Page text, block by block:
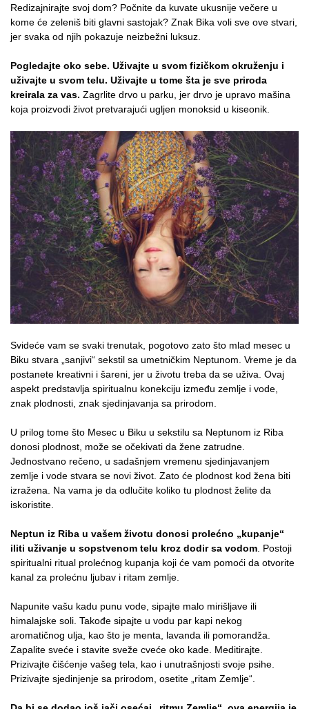
Redizajnirajte svoj dom? Počnite da kuvate ukusnije večere u
kome će zeleniš biti glavni sastojak? Znak Bika voli sve ove stvari,
jer svaka od njih pokazuje neizbežni luksuz.
Pogledajte oko sebe. Uživajte u svom fizičkom okruženju i
uživajte u svom telu. Uživajte u tome šta je sve priroda
kreirala za vas. Zagrlite drvo u parku, jer drvo je upravo mašina
koja proizvodi život pretvarajući ugljen monoksid u kiseonik.
Svideće vam se svaki trenutak, pogotovo zato što mlad mesec u
Biku stvara „sanjivi“ sekstil sa umetničkim Neptunom. Vreme je da
postanete kreativni i šareni, jer u životu treba da se uživa. Ovaj
aspekt predstavlja spiritualnu konekciju između zemlje i vode,
znak plodnosti, znak sjedinjavanja sa prirodom.
U prilog tome što Mesec u Biku u sekstilu sa Neptunom iz Riba
donosi plodnost, može se očekivati da žene zatrudne.
Jednostvano rečeno, u sadašnjem vremenu sjedinjavanjem
zemlje i vode stvara se novi život. Zato će plodnost kod žena biti
izražena. Na vama je da odlučite koliko tu plodnost želite da
iskoristite.
Neptun iz Riba u vašem životu donosi prolećno „kupanje“
iliti uživanje u sopstvenom telu kroz dodir sa vodom . Postoji
spiritualni ritual prolećnog kupanja koji će vam pomoći da otvorite
kanal za prolećnu ljubav i ritam zemlje.
Napunite vašu kadu punu vode, sipajte malo mirišljave ili
himalajske soli. Takođe sipajte u vodu par kapi nekog
aromatičnog ulja, kao što je menta, lavanda ili pomorandža.
Zapalite sveće i stavite sveže cveće oko kade. Meditirajte.
Prizivajte čišćenje vašeg tela, kao i unutrašnjosti svoje psihe.
Prizivajte sjedinjenje sa prirodom, osetite „ritam Zemlje“.